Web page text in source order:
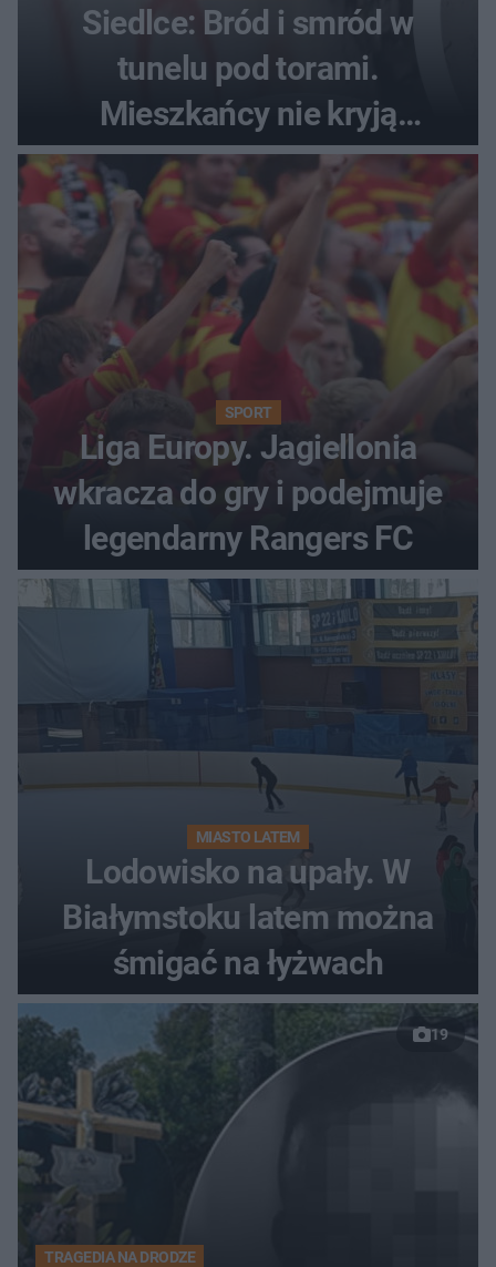
Siedlce: Bród i smród w
tunelu pod torami.
Mieszkańcy nie kryją
oburzenia!
SPORT
Liga Europy. Jagiellonia
wkracza do gry i podejmuje
legendarny Rangers FC
MIASTO LATEM
Lodowisko na upały. W
Białymstoku latem można
śmigać na łyżwach
19
TRAGEDIA NA DRODZE